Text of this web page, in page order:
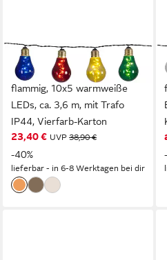
STAR TRADING
LED-Lichterkette Glow, 10-
flammig, 10x5 warmweiße
LEDs, ca. 3,6 m, mit Trafo
IP44, Vierfarb-Karton
23,40 € UVP 38,90 €
-40%
lieferbar - in 6-8 Werktagen bei dir